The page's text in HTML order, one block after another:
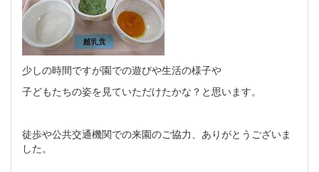
少しの時間ですが園での遊びや生活の様子や
子どもたちの姿を見ていただけたかな？と思います。
徒歩や公共交通機関での来園のご協力、ありがとうございま
した。